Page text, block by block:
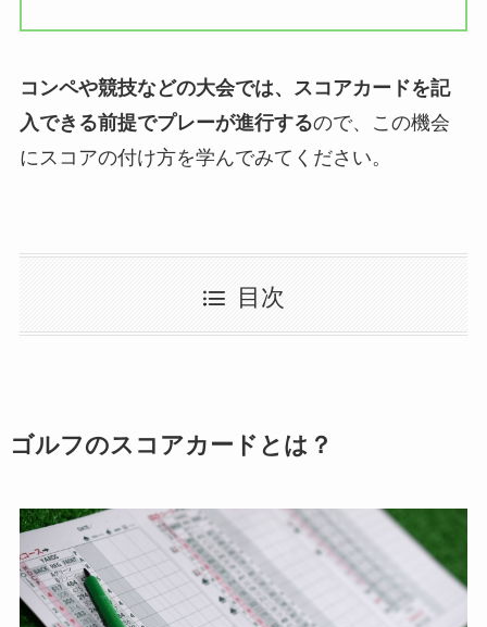
コンペや競技などの大会では、スコアカードを記
入できる前提でプレーが進行するので、この機会
にスコアの付け方を学んでみてください。
目次
ゴルフのスコアカードとは？